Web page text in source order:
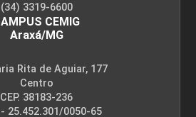
(34) 3319-6600
CEMIG
Araxá/MG
Rita de Aguiar, 177
Centro
CEP. 38183-236
25.452.301/0050-65